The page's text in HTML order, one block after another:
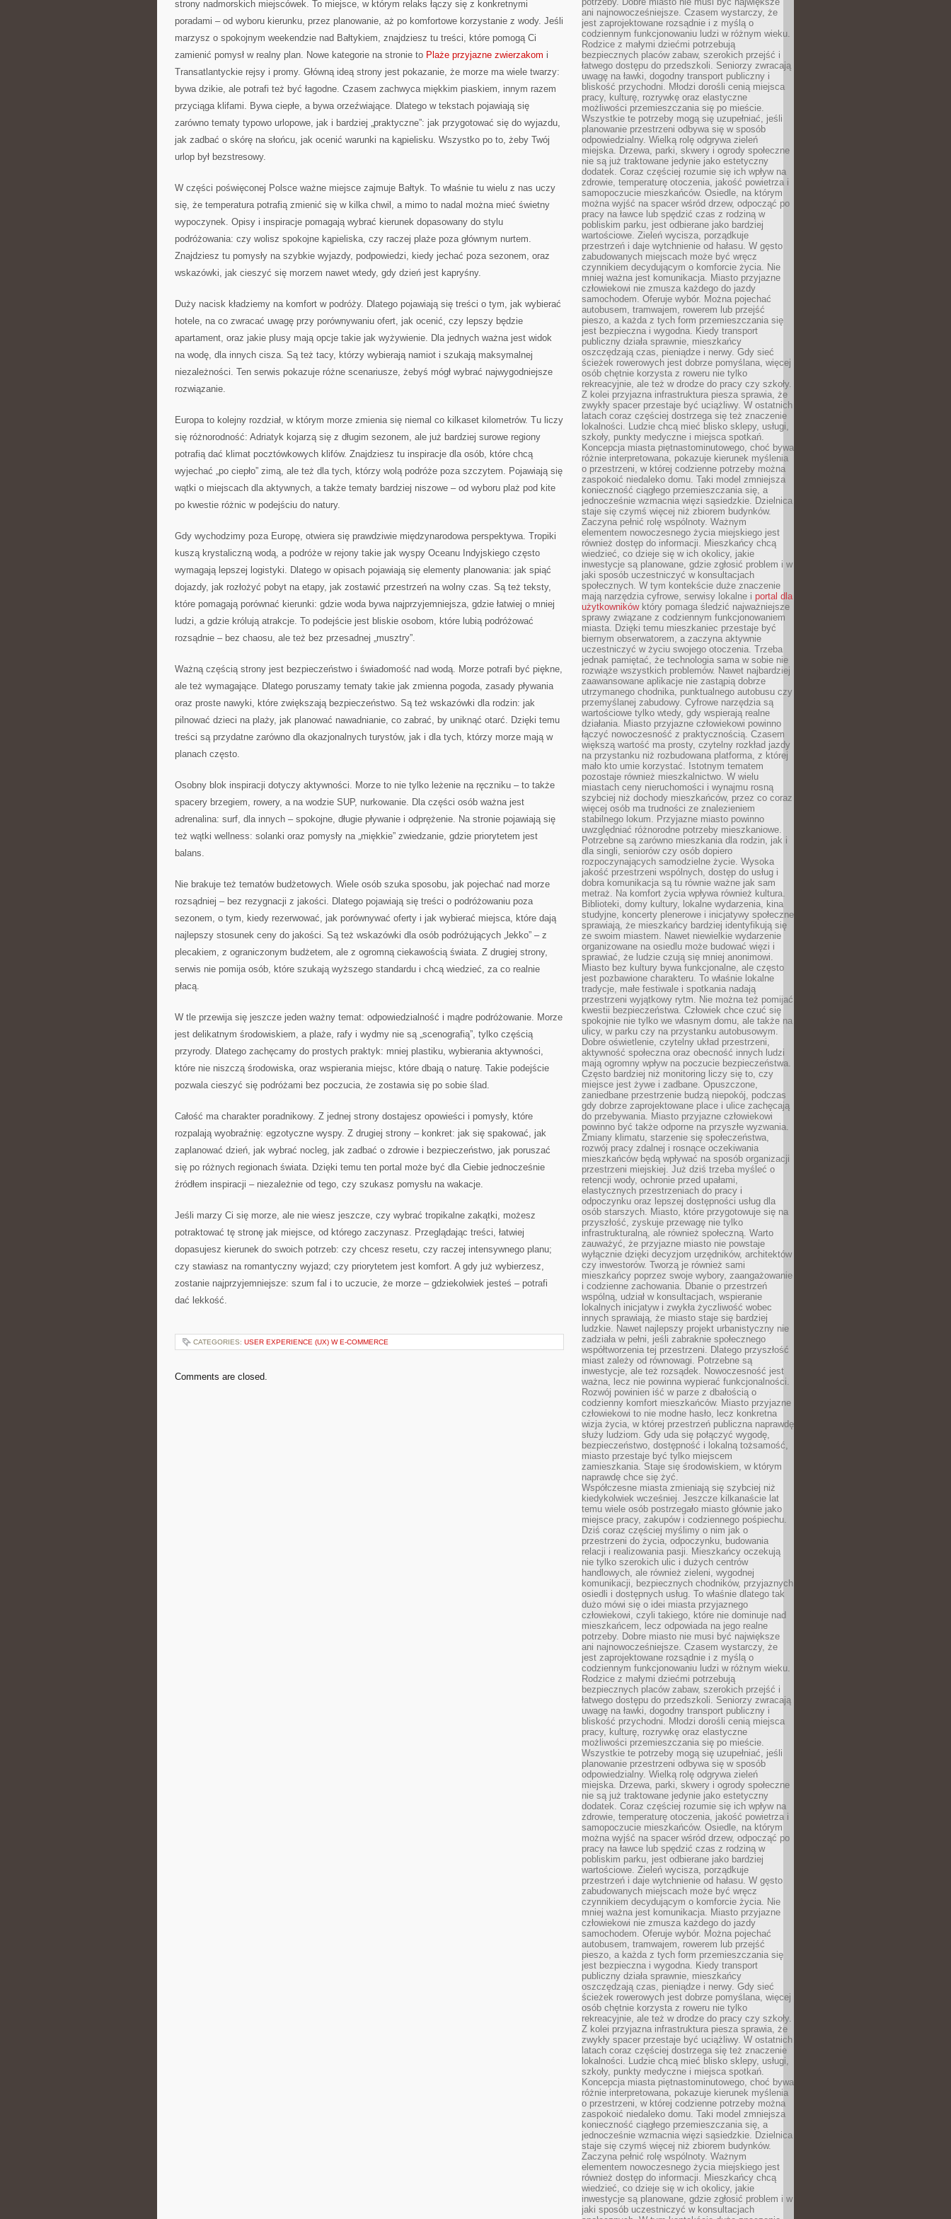
strony nadmorskich miejscówek. To miejsce, w którym relaks łączy się z konkretnymi
poradami – od wyboru kierunku, przez planowanie, aż po komfortowe korzystanie z wody. Jeśli
marzysz o spokojnym weekendzie nad Bałtykiem, znajdziesz tu treści, które pomogą Ci
zamienić pomysł w realny plan. Nowe kategorie na stronie to Plaże przyjazne zwierzakom i
Transatlantyckie rejsy i promy. Główną ideą strony jest pokazanie, że morze ma wiele twarzy:
bywa dzikie, ale potrafi też być łagodne. Czasem zachwyca miękkim piaskiem, innym razem
przyciąga klifami. Bywa ciepłe, a bywa orzeźwiające. Dlatego w tekstach pojawiają się
zarówno tematy typowo urlopowe, jak i bardziej „praktyczne”: jak przygotować się do wyjazdu,
jak zadbać o skórę na słońcu, jak ocenić warunki na kąpielisku. Wszystko po to, żeby Twój
urlop był bezstresowy.
W części poświęconej Polsce ważne miejsce zajmuje Bałtyk. To właśnie tu wielu z nas uczy
się, że temperatura potrafią zmienić się w kilka chwil, a mimo to nadal można mieć świetny
wypoczynek. Opisy i inspiracje pomagają wybrać kierunek dopasowany do stylu
podróżowania: czy wolisz spokojne kąpieliska, czy raczej plaże poza głównym nurtem.
Znajdziesz tu pomysły na szybkie wyjazdy, podpowiedzi, kiedy jechać poza sezonem, oraz
wskazówki, jak cieszyć się morzem nawet wtedy, gdy dzień jest kapryśny.
Duży nacisk kładziemy na komfort w podróży. Dlatego pojawiają się treści o tym, jak wybierać
hotele, na co zwracać uwagę przy porównywaniu ofert, jak ocenić, czy lepszy będzie
apartament, oraz jakie plusy mają opcje takie jak wyżywienie. Dla jednych ważna jest widok
na wodę, dla innych cisza. Są też tacy, którzy wybierają namiot i szukają maksymalnej
niezależności. Ten serwis pokazuje różne scenariusze, żebyś mógł wybrać najwygodniejsze
rozwiązanie.
Europa to kolejny rozdział, w którym morze zmienia się niemal co kilkaset kilometrów. Tu liczy
się różnorodność: Adriatyk kojarzą się z długim sezonem, ale już bardziej surowe regiony
potrafią dać klimat pocztówkowych klifów. Znajdziesz tu inspiracje dla osób, które chcą
wyjechać „po ciepło” zimą, ale też dla tych, którzy wolą podróże poza szczytem. Pojawiają się
wątki o miejscach dla aktywnych, a także tematy bardziej niszowe – od wyboru plaż pod kite
po kwestie różnic w podejściu do natury.
Gdy wychodzimy poza Europę, otwiera się prawdziwie międzynarodowa perspektywa. Tropiki
kuszą krystaliczną wodą, a podróże w rejony takie jak wyspy Oceanu Indyjskiego często
wymagają lepszej logistyki. Dlatego w opisach pojawiają się elementy planowania: jak spiąć
dojazdy, jak rozłożyć pobyt na etapy, jak zostawić przestrzeń na wolny czas. Są też teksty,
które pomagają porównać kierunki: gdzie woda bywa najprzyjemniejsza, gdzie łatwiej o mniej
ludzi, a gdzie królują atrakcje. To podejście jest bliskie osobom, które lubią podróżować
rozsądnie – bez chaosu, ale też bez przesadnej „musztry”.
Ważną częścią strony jest bezpieczeństwo i świadomość nad wodą. Morze potrafi być piękne,
ale też wymagające. Dlatego poruszamy tematy takie jak zmienna pogoda, zasady pływania
oraz proste nawyki, które zwiększają bezpieczeństwo. Są też wskazówki dla rodzin: jak
pilnować dzieci na plaży, jak planować nawadnianie, co zabrać, by uniknąć otarć. Dzięki temu
treści są przydatne zarówno dla okazjonalnych turystów, jak i dla tych, którzy morze mają w
planach często.
Osobny blok inspiracji dotyczy aktywności. Morze to nie tylko leżenie na ręczniku – to także
spacery brzegiem, rowery, a na wodzie SUP, nurkowanie. Dla części osób ważna jest
adrenalina: surf, dla innych – spokojne, długie pływanie i odprężenie. Na stronie pojawiają się
też wątki wellness: solanki oraz pomysły na „miękkie” zwiedzanie, gdzie priorytetem jest
balans.
Nie brakuje też tematów budżetowych. Wiele osób szuka sposobu, jak pojechać nad morze
rozsądniej – bez rezygnacji z jakości. Dlatego pojawiają się treści o podróżowaniu poza
sezonem, o tym, kiedy rezerwować, jak porównywać oferty i jak wybierać miejsca, które dają
najlepszy stosunek ceny do jakości. Są też wskazówki dla osób podróżujących „lekko” – z
plecakiem, z ograniczonym budżetem, ale z ogromną ciekawością świata. Z drugiej strony,
serwis nie pomija osób, które szukają wyższego standardu i chcą wiedzieć, za co realnie
płacą.
W tle przewija się jeszcze jeden ważny temat: odpowiedzialność i mądre podróżowanie. Morze
jest delikatnym środowiskiem, a plaże, rafy i wydmy nie są „scenografią”, tylko częścią
przyrody. Dlatego zachęcamy do prostych praktyk: mniej plastiku, wybierania aktywności,
które nie niszczą środowiska, oraz wspierania miejsc, które dbają o naturę. Takie podejście
pozwala cieszyć się podróżami bez poczucia, że zostawia się po sobie ślad.
Całość ma charakter poradnikowy. Z jednej strony dostajesz opowieści i pomysły, które
rozpalają wyobraźnię: egzotyczne wyspy. Z drugiej strony – konkret: jak się spakować, jak
zaplanować dzień, jak wybrać nocleg, jak zadbać o zdrowie i bezpieczeństwo, jak poruszać
się po różnych regionach świata. Dzięki temu ten portal może być dla Ciebie jednocześnie
źródłem inspiracji – niezależnie od tego, czy szukasz pomysłu na wakacje.
Jeśli marzy Ci się morze, ale nie wiesz jeszcze, czy wybrać tropikalne zakątki, możesz
potraktować tę stronę jak miejsce, od którego zaczynasz. Przeglądając treści, łatwiej
dopasujesz kierunek do swoich potrzeb: czy chcesz resetu, czy raczej intensywnego planu;
czy stawiasz na romantyczny wyjazd; czy priorytetem jest komfort. A gdy już wybierzesz,
zostanie najprzyjemniejsze: szum fal i to uczucie, że morze – gdziekolwiek jesteś – potrafi
dać lekkość.
CATEGORIES: USER EXPERIENCE (UX) W E-COMMERCE
Comments are closed.
ani najnowocześniejsze. Czasem wystarczy, że
jest zaprojektowane rozsądnie i z myślą o
codziennym funkcjonowaniu ludzi w różnym wieku.
Rodzice z małymi dziećmi potrzebują
bezpiecznych placów zabaw, szerokich przejść i
łatwego dostępu do przedszkoli. Seniorzy zwracają
uwagę na ławki, dogodny transport publiczny i
bliskość przychodni. Młodzi dorośli cenią miejsca
pracy, kulturę, rozrywkę oraz elastyczne
możliwości przemieszczania się po mieście.
Wszystkie te potrzeby mogą się uzupełniać, jeśli
planowanie przestrzeni odbywa się w sposób
odpowiedzialny. Wielką rolę odgrywa zieleń
miejska. Drzewa, parki, skwery i ogrody społeczne
nie są już traktowane jedynie jako estetyczny
dodatek. Coraz częściej rozumie się ich wpływ na
zdrowie, temperaturę otoczenia, jakość powietrza i
samopoczucie mieszkańców. Osiedle, na którym
można wyjść na spacer wśród drzew, odpocząć po
pracy na ławce lub spędzić czas z rodziną w
pobliskim parku, jest odbierane jako bardziej
wartościowe. Zieleń wycisza, porządkuje
przestrzeń i daje wytchnienie od hałasu. W gęsto
zabudowanych miejscach może być wręcz
czynnikiem decydującym o komforcie życia. Nie
mniej ważna jest komunikacja. Miasto przyjazne
człowiekowi nie zmusza każdego do jazdy
samochodem. Oferuje wybór. Można pojechać
autobusem, tramwajem, rowerem lub przejść
pieszo, a każda z tych form przemieszczania się
jest bezpieczna i wygodna. Kiedy transport
publiczny działa sprawnie, mieszkańcy
oszczędzają czas, pieniądze i nerwy. Gdy sieć
ścieżek rowerowych jest dobrze pomyślana, więcej
osób chętnie korzysta z roweru nie tylko
rekreacyjnie, ale też w drodze do pracy czy szkoły.
Z kolei przyjazna infrastruktura piesza sprawia, że
zwykły spacer przestaje być uciążliwy. W ostatnich
latach coraz częściej dostrzega się też znaczenie
lokalności. Ludzie chcą mieć blisko sklepy, usługi,
szkoły, punkty medyczne i miejsca spotkań.
Koncepcja miasta piętnastominutowego, choć bywa
różnie interpretowana, pokazuje kierunek myślenia
o przestrzeni, w której codzienne potrzeby można
zaspokoić niedaleko domu. Taki model zmniejsza
konieczność ciągłego przemieszczania się, a
jednocześnie wzmacnia więzi sąsiedzkie. Dzielnica
staje się czymś więcej niż zbiorem budynków.
Zaczyna pełnić rolę wspólnoty. Ważnym
elementem nowoczesnego życia miejskiego jest
również dostęp do informacji. Mieszkańcy chcą
wiedzieć, co dzieje się w ich okolicy, jakie
inwestycje są planowane, gdzie zgłosić problem i w
jaki sposób uczestniczyć w konsultacjach
społecznych. W tym kontekście duże znaczenie
mają narzędzia cyfrowe, serwisy lokalne i portal dla
użytkownikówktóry pomaga śledzić najważniejsze
sprawy związane z codziennym funkcjonowaniem
miasta. Dzięki temu mieszkaniec przestaje być
biernym obserwatorem, a zaczyna aktywnie
uczestniczyć w życiu swojego otoczenia. Trzeba
jednak pamiętać, że technologia sama w sobie nie
rozwiąże wszystkich problemów. Nawet najbardziej
zaawansowane aplikacje nie zastąpią dobrze
utrzymanego chodnika, punktualnego autobusu czy
przemyślanej zabudowy. Cyfrowe narzędzia są
wartościowe tylko wtedy, gdy wspierają realne
działania. Miasto przyjazne człowiekowi powinno
łączyć nowoczesność z praktycznością. Czasem
większą wartość ma prosty, czytelny rozkład jazdy
na przystanku niż rozbudowana platforma, z której
mało kto umie korzystać. Istotnym tematem
pozostaje również mieszkalnictwo. W wielu
miastach ceny nieruchomości i wynajmu rosną
szybciej niż dochody mieszkańców, przez co coraz
więcej osób ma trudności ze znalezieniem
stabilnego lokum. Przyjazne miasto powinno
uwzględniać różnorodne potrzeby mieszkaniowe.
Potrzebne są zarówno mieszkania dla rodzin, jak i
dla singli, seniorów czy osób dopiero
rozpoczynających samodzielne życie. Wysoka
jakość przestrzeni wspólnych, dostęp do usług i
dobra komunikacja są tu równie ważne jak sam
metraż. Na komfort życia wpływa również kultura.
Biblioteki, domy kultury, lokalne wydarzenia, kina
studyjne, koncerty plenerowe i inicjatywy społeczne
sprawiają, że mieszkańcy bardziej identyfikują się
ze swoim miastem. Nawet niewielkie wydarzenie
organizowane na osiedlu może budować więzi i
sprawiać, że ludzie czują się mniej anonimowi.
Miasto bez kultury bywa funkcjonalne, ale często
jest pozbawione charakteru. To właśnie lokalne
tradycje, małe festiwale i spotkania nadają
przestrzeni wyjątkowy rytm. Nie można też pomijać
kwestii bezpieczeństwa. Człowiek chce czuć się
spokojnie nie tylko we własnym domu, ale także na
ulicy, w parku czy na przystanku autobusowym.
Dobre oświetlenie, czytelny układ przestrzeni,
aktywność społeczna oraz obecność innych ludzi
mają ogromny wpływ na poczucie bezpieczeństwa.
Często bardziej niż monitoring liczy się to, czy
miejsce jest żywe i zadbane. Opuszczone,
zaniedbane przestrzenie budzą niepokój, podczas
gdy dobrze zaprojektowane place i ulice zachęcają
do przebywania. Miasto przyjazne człowiekowi
powinno być także odporne na przyszłe wyzwania.
Zmiany klimatu, starzenie się społeczeństwa,
rozwój pracy zdalnej i rosnące oczekiwania
mieszkańców będą wpływać na sposób organizacji
przestrzeni miejskiej. Już dziś trzeba myśleć o
retencji wody, ochronie przed upałami,
elastycznych przestrzeniach do pracy i
odpoczynku oraz lepszej dostępności usług dla
osób starszych. Miasto, które przygotowuje się na
przyszłość, zyskuje przewagę nie tylko
infrastrukturalną, ale również społeczną. Warto
zauważyć, że przyjazne miasto nie powstaje
wyłącznie dzięki decyzjom urzędników, architektów
czy inwestorów. Tworzą je również sami
mieszkańcy poprzez swoje wybory, zaangażowanie
i codzienne zachowania. Dbanie o przestrzeń
wspólną, udział w konsultacjach, wspieranie
lokalnych inicjatyw i zwykła życzliwość wobec
innych sprawiają, że miasto staje się bardziej
ludzkie. Nawet najlepszy projekt urbanistyczny nie
zadziała w pełni, jeśli zabraknie społecznego
współtworzenia tej przestrzeni. Dlatego przyszłość
miast zależy od równowagi. Potrzebne są
inwestycje, ale też rozsądek. Nowoczesność jest
ważna, lecz nie powinna wypierać funkcjonalności.
Rozwój powinien iść w parze z dbałością o
codzienny komfort mieszkańców. Miasto przyjazne
człowiekowi to nie modne hasło, lecz konkretna
wizja życia, w której przestrzeń publiczna naprawdę
służy ludziom. Gdy uda się połączyć wygodę,
bezpieczeństwo, dostępność i lokalną tożsamość,
miasto przestaje być tylko miejscem
zamieszkania. Staje się środowiskiem, w którym
naprawdę chce się żyć.
Współczesne miasta zmieniają się szybciej niż
kiedykolwiek wcześniej. Jeszcze kilkanaście lat
temu wiele osób postrzegało miasto głównie jako
miejsce pracy, zakupów i codziennego pośpiechu.
Dziś coraz częściej myślimy o nim jak o
przestrzeni do życia, odpoczynku, budowania
relacji i realizowania pasji. Mieszkańcy oczekują
nie tylko szerokich ulic i dużych centrów
handlowych, ale również zieleni, wygodnej
komunikacji, bezpiecznych chodników, przyjaznych
osiedli i dostępnych usług. To właśnie dlatego tak
dużo mówi się o idei miasta przyjaznego
człowiekowi, czyli takiego, które nie dominuje nad
mieszkańcem, lecz odpowiada na jego realne
potrzeby. Dobre miasto nie musi być największe
ani najnowocześniejsze. Czasem wystarczy, że
jest zaprojektowane rozsądnie i z myślą o
codziennym funkcjonowaniu ludzi w różnym wieku.
Rodzice z małymi dziećmi potrzebują
bezpiecznych placów zabaw, szerokich przejść i
łatwego dostępu do przedszkoli. Seniorzy zwracają
uwagę na ławki, dogodny transport publiczny i
bliskość przychodni. Młodzi dorośli cenią miejsca
pracy, kulturę, rozrywkę oraz elastyczne
możliwości przemieszczania się po mieście.
Wszystkie te potrzeby mogą się uzupełniać, jeśli
planowanie przestrzeni odbywa się w sposób
odpowiedzialny. Wielką rolę odgrywa zieleń
miejska. Drzewa, parki, skwery i ogrody społeczne
nie są już traktowane jedynie jako estetyczny
dodatek. Coraz częściej rozumie się ich wpływ na
zdrowie, temperaturę otoczenia, jakość powietrza i
samopoczucie mieszkańców. Osiedle, na którym
można wyjść na spacer wśród drzew, odpocząć po
pracy na ławce lub spędzić czas z rodziną w
pobliskim parku, jest odbierane jako bardziej
wartościowe. Zieleń wycisza, porządkuje
przestrzeń i daje wytchnienie od hałasu. W gęsto
zabudowanych miejscach może być wręcz
czynnikiem decydującym o komforcie życia. Nie
mniej ważna jest komunikacja. Miasto przyjazne
człowiekowi nie zmusza każdego do jazdy
samochodem. Oferuje wybór. Można pojechać
autobusem, tramwajem, rowerem lub przejść
pieszo, a każda z tych form przemieszczania się
jest bezpieczna i wygodna. Kiedy transport
publiczny działa sprawnie, mieszkańcy
oszczędzają czas, pieniądze i nerwy. Gdy sieć
ścieżek rowerowych jest dobrze pomyślana, więcej
osób chętnie korzysta z roweru nie tylko
rekreacyjnie, ale też w drodze do pracy czy szkoły.
Z kolei przyjazna infrastruktura piesza sprawia, że
zwykły spacer przestaje być uciążliwy. W ostatnich
latach coraz częściej dostrzega się też znaczenie
lokalności. Ludzie chcą mieć blisko sklepy, usługi,
szkoły, punkty medyczne i miejsca spotkań.
Koncepcja miasta piętnastominutowego, choć bywa
różnie interpretowana, pokazuje kierunek myślenia
o przestrzeni, w której codzienne potrzeby można
zaspokoić niedaleko domu. Taki model zmniejsza
konieczność ciągłego przemieszczania się, a
jednocześnie wzmacnia więzi sąsiedzkie. Dzielnica
staje się czymś więcej niż zbiorem budynków.
Zaczyna pełnić rolę wspólnoty. Ważnym
elementem nowoczesnego życia miejskiego jest
również dostęp do informacji. Mieszkańcy chcą
wiedzieć, co dzieje się w ich okolicy, jakie
inwestycje są planowane, gdzie zgłosić problem i w
jaki sposób uczestniczyć w konsultacjach